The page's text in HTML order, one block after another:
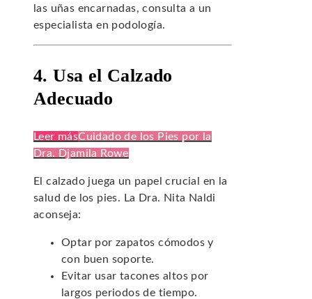
las uñas encarnadas, consulta a un
especialista en podología.
4. Usa el Calzado
Adecuado
Leer másCuidado de los Pies por la
Dra. Djamila Rowe
El calzado juega un papel crucial en la
salud de los pies. La Dra. Nita Naldi
aconseja:
Optar por zapatos cómodos y
con buen soporte.
Evitar usar tacones altos por
largos periodos de tiempo.